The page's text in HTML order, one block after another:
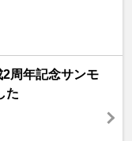
周年記念サンモ
た